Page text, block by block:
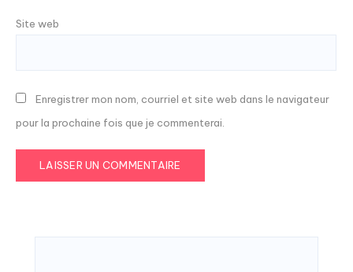
Site web
Enregistrer mon nom, courriel et site web dans le navigateur
pour la prochaine fois que je commenterai.